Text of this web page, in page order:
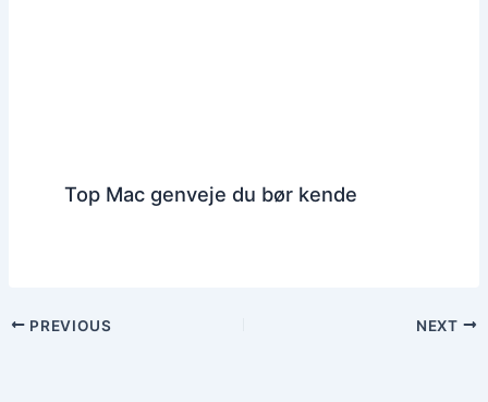
Top Mac genveje du bør kende
PREVIOUS NEXT